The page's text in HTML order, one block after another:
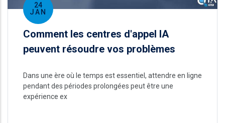
24
JAN
Comment les centres d'appel IA
peuvent résoudre vos problèmes
Dans une ère où le temps est essentiel, attendre en ligne
pendant des périodes prolongées peut être une
expérience ex